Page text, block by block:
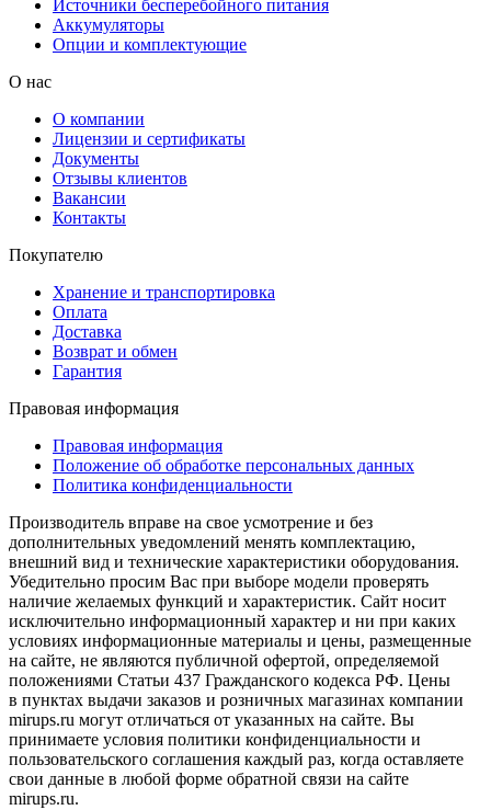
Источники бесперебойного питания
Аккумуляторы
Опции и комплектующие
О нас
О компании
Лицензии и сертификаты
Документы
Отзывы клиентов
Вакансии
Контакты
Покупателю
Хранение и транспортировка
Оплата
Доставка
Возврат и обмен
Гарантия
Правовая информация
Правовая информация
Положение об обработке персональных данных
Политика конфиденциальности
Производитель вправе на свое усмотрение и без
дополнительных уведомлений менять комплектацию,
внешний вид и технические характеристики оборудования.
Убедительно просим Вас при выборе модели проверять
наличие желаемых функций и характеристик. Сайт носит
исключительно информационный характер и ни при каких
условиях информационные материалы и цены, размещенные
на сайте, не являются публичной офертой, определяемой
положениями Статьи 437 Гражданского кодекса РФ. Цены
в пунктах выдачи заказов и розничных магазинах компании
mirups.ru могут отличаться от указанных на сайте. Вы
принимаете условия политики конфиденциальности и
пользовательского соглашения каждый раз, когда оставляете
свои данные в любой форме обратной связи на сайте
mirups.ru.